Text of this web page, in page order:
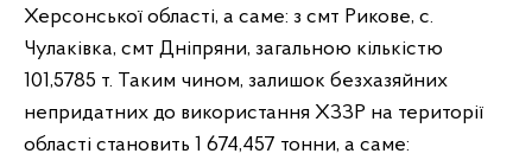
Херсонської області, а саме: з смт Рикове, с.
Чулаківка, смт Дніпряни, загальною кількістю
101,5785 т. Таким чином, залишок безхазяйних
непридатних до використання ХЗЗР на території
області становить 1 674,457 тонни, а саме: